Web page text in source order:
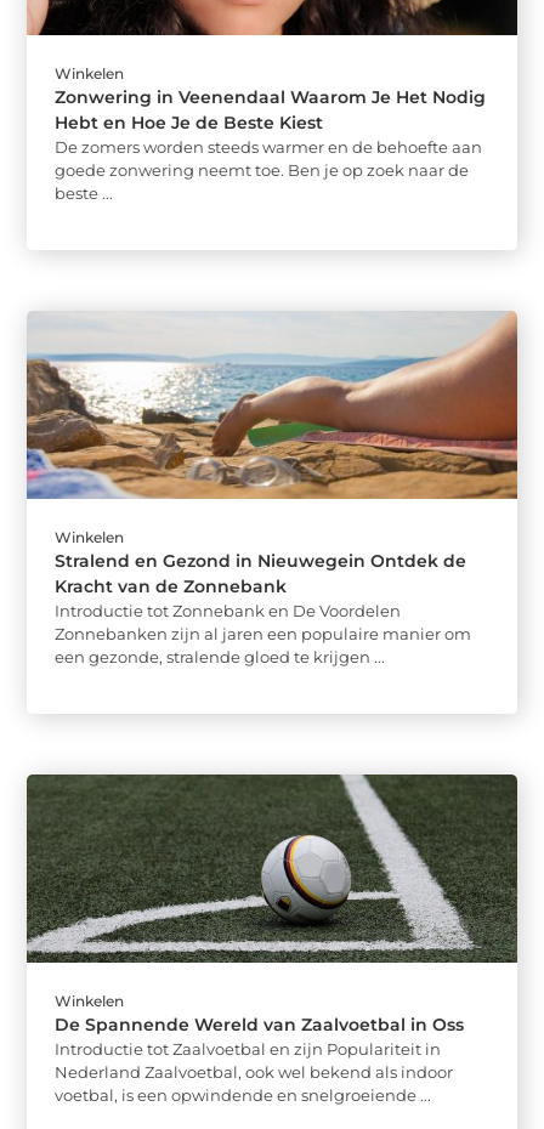
Winkelen
Zonwering in Veenendaal Waarom Je Het Nodig
Hebt en Hoe Je de Beste Kiest
De zomers worden steeds warmer en de behoefte aan
goede zonwering neemt toe. Ben je op zoek naar de
beste ...
Winkelen
Stralend en Gezond in Nieuwegein Ontdek de
Kracht van de Zonnebank
Introductie tot Zonnebank en De Voordelen
Zonnebanken zijn al jaren een populaire manier om
een gezonde, stralende gloed te krijgen ...
Winkelen
De Spannende Wereld van Zaalvoetbal in Oss
Introductie tot Zaalvoetbal en zijn Populariteit in
Nederland Zaalvoetbal, ook wel bekend als indoor
voetbal, is een opwindende en snelgroeiende ...